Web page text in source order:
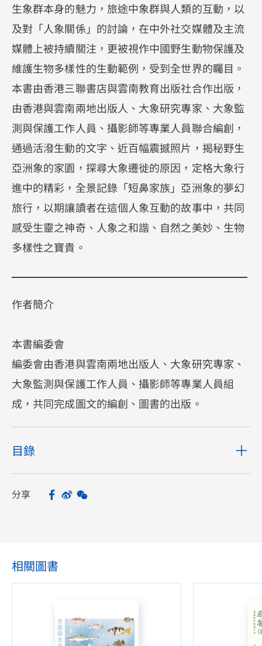
生象群本身的魅力，旅途中象群與人類的互動，以
及對「人象關係」的討論，在中外社交媒體及主流
媒體上被持續關注，更被視作中國野生動物保護及
維護生物多樣性的生動範例，受到全世界的矚目。
本書由香港三聯書店與雲南教育出版社合作出版，
由香港與雲南兩地出版人、大象研究專家、大象監
測與保護工作人員、攝影師等專業人員聯合編創，
通過活潑生動的文字、近百幅震撼照片，揭秘野生
亞洲象的家園，探尋大象遷徙的原因，定格大象行
進中的精彩，全景記錄「短鼻家族」亞洲象的夢幻
旅行，以期讓讀者在這個人象互動的故事中，共同
感受生靈之神奇、人象之和諧、自然之美妙、生物
多樣性之寶貴。
作者簡介
本書編委會
編委會由香港與雲南兩地出版人、大象研究專家、
大象監測與保護工作人員、攝影師等專業人員組
成，共同完成圖文的編創、圖書的出版。
目錄
分享 Facebook
Sina Weibo
WeChat
相關圖書